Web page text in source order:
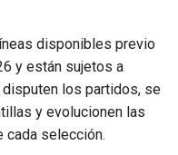
disponibles previo
y están sujetos a
los partidos, se
y evolucionen las
cada selección.